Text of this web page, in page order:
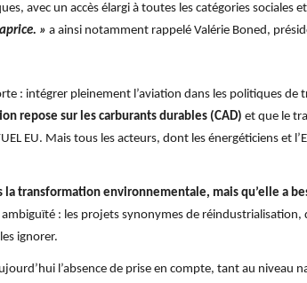
avec un accès élargi à toutes les catégories sociales
» a ainsi notamment rappelé Valérie Boned,
: intégrer pleinement l’aviation dans les politiques
repose sur les carburants durables (CAD) et que le
EU. Mais tous les acteurs, dont les énergéticiens et
la transformation environnementale, mais qu’elle a
ambiguïté : les projets synonymes de
ignorer.
l’absence de prise en compte, tant au niveau